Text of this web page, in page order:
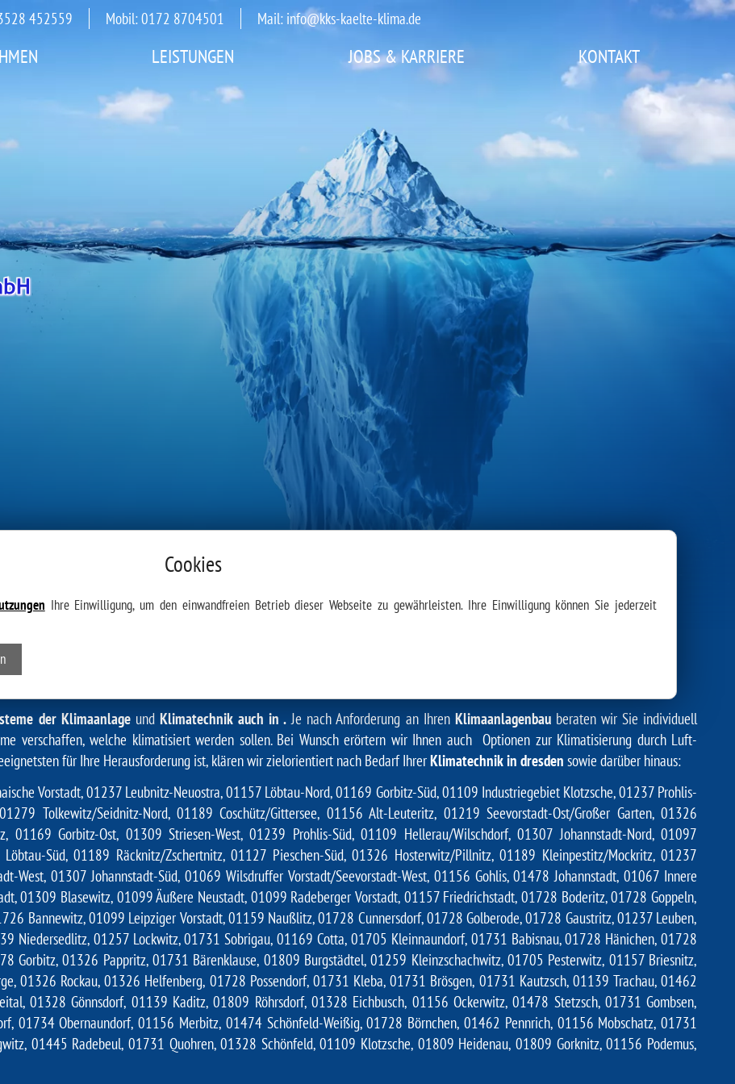
452559 Mobil: 0172 8704501 Mail: info@kks-kaelte-klima.de
LEISTUNGEN JOBS & KARRIERE KONTAKT
KOMFORTABLEN GEBÄUDE- & RAUMKLIMATISIERUNG:
der Klimaanlage und Klimatechnik auch in . Je nach Anforderung an Ihren Klimaanlagenbauberaten wir Sie individuell
verschaffen, welche klimatisiert werden sollen. Bei Wunsch erörtern wir Ihnen auch Optionen zur Klimatisierung durch Luft-
für Ihre Herausforderung ist, klären wir zielorientiert nach Bedarf IhrerKlimatechnik in dresden sowie darüber hinaus:
Vorstadt, 01237 Leubnitz-Neuostra, 01157 Löbtau-Nord, 01169 Gorbitz-Süd, 01109 Industriegebiet Klotzsche, 01237 Prohlis-
Tolkewitz/Seidnitz-Nord, 01189 Coschütz/Gittersee, 01156 Alt-Leuteritz, 01219 Seevorstadt-Ost/Großer Garten, 01326
01169 Gorbitz-Ost, 01309 Striesen-West, 01239 Prohlis-Süd, 01109 Hellerau/Wilschdorf, 01307 Johannstadt-Nord, 01097
Löbtau-Süd, 01189 Räcknitz/Zschertnitz, 01127 Pieschen-Süd, 01326 Hosterwitz/Pillnitz, 01189 Kleinpestitz/Mockritz, 01237
West, 01307 Johannstadt-Süd, 01069 Wilsdruffer Vorstadt/Seevorstadt-West, 01156 Gohlis, 01478 Johannstadt, 01067 Innere
01309 Blasewitz, 01099 Äußere Neustadt, 01099 Radeberger Vorstadt, 01157 Friedrichstadt, 01728 Boderitz, 01728 Goppeln,
Bannewitz, 01099 Leipziger Vorstadt, 01159 Naußlitz, 01728 Cunnersdorf, 01728 Golberode, 01728 Gaustritz, 01237 Leuben,
Niedersedlitz, 01257 Lockwitz, 01731 Sobrigau, 01169 Cotta, 01705 Kleinnaundorf, 01731 Babisnau, 01728 Hänichen, 01728
Gorbitz, 01326 Pappritz, 01731 Bärenklause, 01809 Burgstädtel, 01259 Kleinzschachwitz, 01705 Pesterwitz, 01157 Briesnitz,
01326 Rockau, 01326 Helfenberg, 01728 Possendorf, 01731 Kleba, 01731 Brösgen, 01731 Kautzsch, 01139 Trachau, 01462
01328 Gönnsdorf, 01139 Kaditz, 01809 Röhrsdorf, 01328 Eichbusch, 01156 Ockerwitz, 01478 Stetzsch, 01731 Gombsen,
01734 Obernaundorf, 01156 Merbitz, 01474 Schönfeld-Weißig, 01728 Börnchen, 01462 Pennrich, 01156 Mobschatz, 01731
01445 Radebeul, 01731 Quohren, 01328 Schönfeld, 01109 Klotzsche, 01809 Heidenau, 01809 Gorknitz, 01156 Podemus,
Cookies
Ihre Einwilligung, um den einwandfreien Betrieb dieser Webseite zu gewährleisten. Ihre Einwilligung können Sie jederzeit